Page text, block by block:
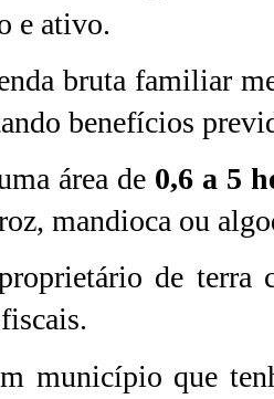
e ativo.
bruta familiar
benefícios
área de 0,6 a 5
mandioca ou
de terra
município que